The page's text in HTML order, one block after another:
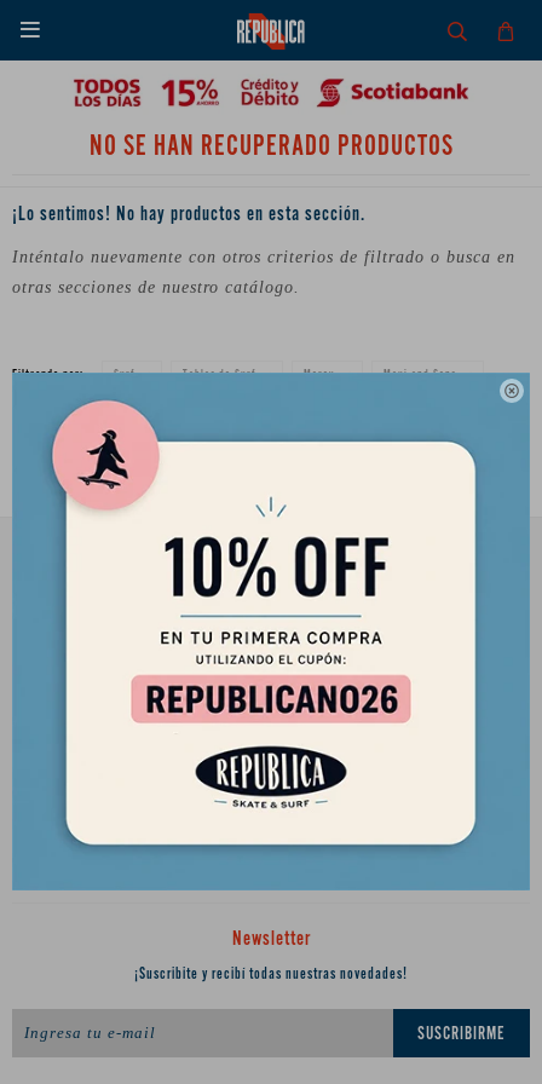


NO SE HAN RECUPERADO PRODUCTOS
¡Lo sentimos! No hay productos en esta sección.
Inténtalo nuevamente con otros criterios de filtrado o busca en
otras secciones de nuestro catálogo.
Filtrando por: Surf Tablas de Surf Morey Maui and Sons
Quitar filtros
Te recomendamos quitar:
2901 8448 / 098 480 004
Lunes a Viernes de 12 a 18 hs y Sábados de 12 a 17 hs.
Ciudadela 1434, Montevideo
republica.soca@gmail.com
Newsletter
¡Suscribite y recibí todas nuestras novedades!
SUSCRIBIRME